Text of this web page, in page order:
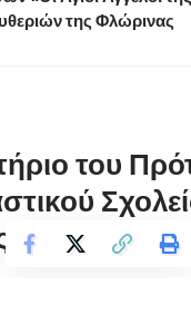
της Φλώρινας
του